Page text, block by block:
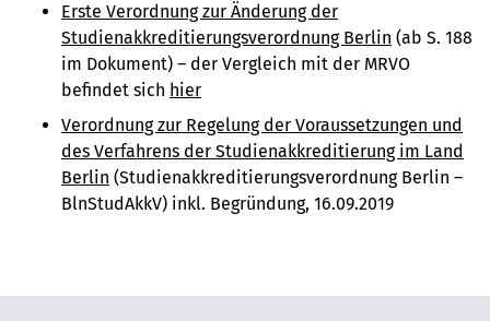
Erste Verordnung zur Änderung der
Studienakkreditierungsverordnung Berlin (ab S. 188
im Dokument) – d er Vergleich mit der MRVO
befindet sich hier
Verordnung zur Regelung der Voraussetzungen und
des Verfahrens der Studienakkreditierung im Land
Berlin (Studienakkreditierungsverordnung Berlin –
BlnStudAkkV) inkl. Begründung, 16.09.2019